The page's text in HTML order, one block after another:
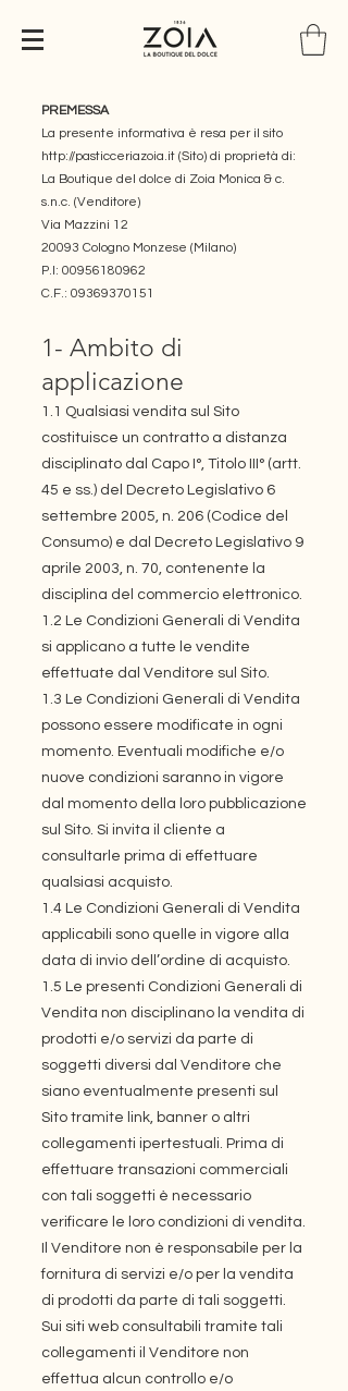
PREMESSA
La presente informativa è resa per il sito
http://pasticceriazoia.it (Sito) di proprietà di:
La Boutique del dolce di Zoia Monica & c.
s.n.c. (Venditore)
Via Mazzini 12
20093 Cologno Monzese (Milano)
P.I: 00956180962
C.F.: 09369370151
1- Ambito di
applicazione
1.1 Qualsiasi vendita sul Sito
costituisce un contratto a distanza
disciplinato dal Capo I°, Titolo III° (artt.
45 e ss.) del Decreto Legislativo 6
settembre 2005, n. 206 (Codice del
Consumo) e dal Decreto Legislativo 9
aprile 2003, n. 70, contenente la
disciplina del commercio elettronico.
1.2 Le Condizioni Generali di Vendita
si applicano a tutte le vendite
effettuate dal Venditore sul Sito.
1.3 Le Condizioni Generali di Vendita
possono essere modificate in ogni
momento. Eventuali modifiche e/o
nuove condizioni saranno in vigore
dal momento della loro pubblicazione
sul Sito. Si invita il cliente a
consultarle prima di effettuare
qualsiasi acquisto.
1.4 Le Condizioni Generali di Vendita
applicabili sono quelle in vigore alla
data di invio dell’ordine di acquisto.
1.5 Le presenti Condizioni Generali di
Vendita non disciplinano la vendita di
prodotti e/o servizi da parte di
soggetti diversi dal Venditore che
siano eventualmente presenti sul
Sito tramite link, banner o altri
collegamenti ipertestuali. Prima di
effettuare transazioni commerciali
con tali soggetti è necessario
verificare le loro condizioni di vendita.
Il Venditore non è responsabile per la
fornitura di servizi e/o per la vendita
di prodotti da parte di tali soggetti.
Sui siti web consultabili tramite tali
collegamenti il Venditore non
effettua alcun controllo e/o